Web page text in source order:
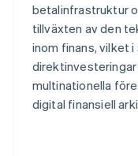
betalinfrastruktur
tillväxten av den
inom finans, vilket
multinationella
digital finansiell